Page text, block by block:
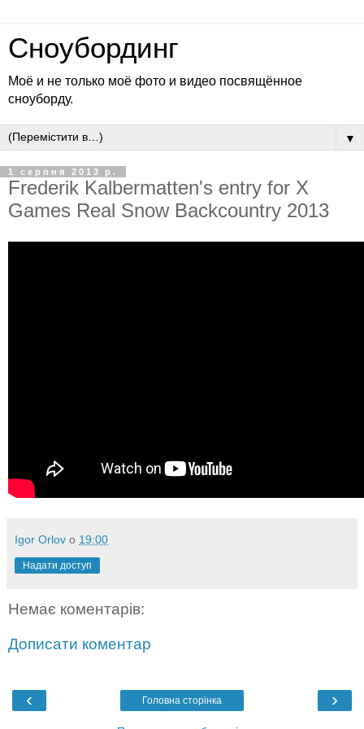
Сноубординг
Моё и не только моё фото и видео посвящённое
сноуборду.
▼
1 серпня 2013 р.
Frederik Kalbermatten's entry for X
Games Real Snow Backcountry 2013
Igor Orlov о 19:00
Надати доступ
Немає коментарів:
Дописати коментар
‹ ›
Головна сторінка